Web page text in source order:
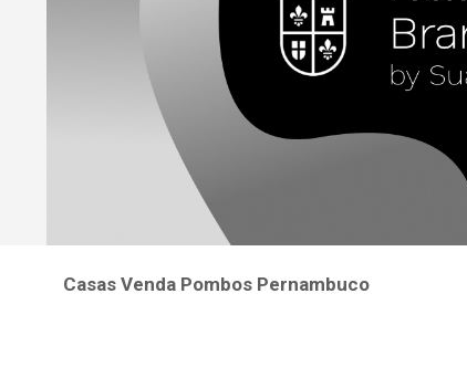
Casas Venda Pombos Pernambuco